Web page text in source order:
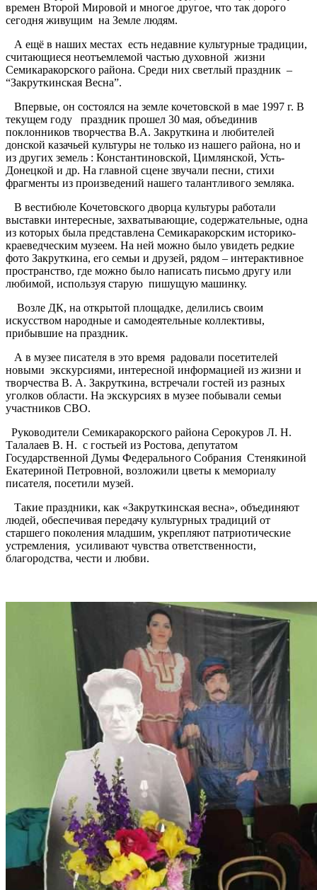
времен Второй Мировой и многое другое, что так дорого
сегодня живущим на Земле людям.
А ещё в наших местах есть недавние культурные традиции,
считающиеся неотъемлемой частью духовной жизни
Семикаракорского района. Среди них светлый праздник –
“Закруткинская Весна”.
Впервые, он состоялся на земле кочетовской в мае 1997 г. В
текущем году праздник прошел 30 мая, объединив
поклонников творчества В.А. Закруткина и любителей
донской казачьей культуры не только из нашего района, но и
из других земель : Константиновской, Цимлянской, Усть-
Донецкой и др. На главной сцене звучали песни, стихи
фрагменты из произведений нашего талантливого земляка.
В вестибюле Кочетовского дворца культуры работали
выставки интересные, захватывающие, содержательные, одна
из которых была представлена Семикаракорским историко-
краеведческим музеем. На ней можно было увидеть редкие
фото Закруткина, его семьи и друзей, рядом – интерактивное
пространство, где можно было написать письмо другу или
любимой, используя старую пишущую машинку.
Возле ДК, на открытой площадке, делились своим
искусством народные и самодеятельные коллективы,
прибывшие на праздник.
А в музее писателя в это время радовали посетителей
новыми экскурсиями, интересной информацией из жизни и
творчества В. А. Закруткина, встречали гостей из разных
уголков области. На экскурсиях в музее побывали семьи
участников СВО.
Руководители Семикаракорского района Серокуров Л. Н.
Талалаев В. Н. с гостьей из Ростова, депутатом
Государственной Думы Федерального Собрания Стенякиной
Екатериной Петровной, возложили цветы к мемориалу
писателя, посетили музей.
Такие праздники, как «Закруткинская весна», объединяют
людей, обеспечивая передачу культурных традиций от
старшего поколения младшим, укрепляют патриотические
устремления, усиливают чувства ответственности,
благородства, чести и любви.